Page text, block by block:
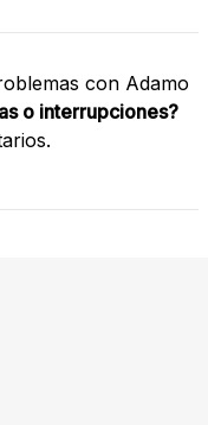
con Adamo
o interrupciones?